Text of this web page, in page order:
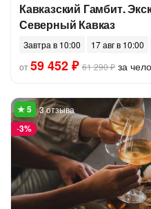
Кавказский Гамбит.
Северный Кавказ
Завтра в 10:00
17 авг в 10:00
от59 452 ₽ 61 290 ₽ за
-3%
3 отзыва